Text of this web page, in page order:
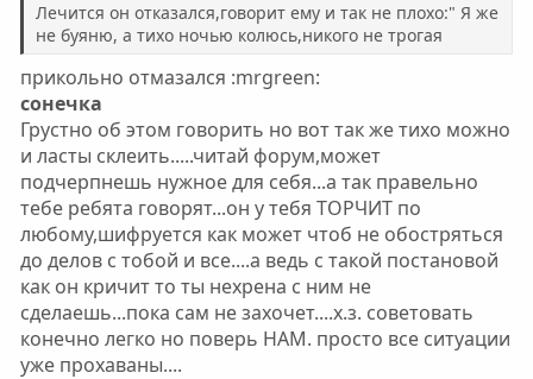
Лечится он отказался,говорит ему и так не плохо:" Я же
не буяню, а тихо ночью колюсь,никого не трогая
прикольно отмазался :mrgreen:
сонечка
Грустно об этом говорить но вот так же тихо можно
и ласты склеить.....читай форум,может
подчерпнешь нужное для себя...а так правельно
тебе ребята говорят...он у тебя ТОРЧИТ по
любому,шифруется как может чтоб не обостряться
до делов с тобой и все....а ведь с такой постановой
как он кричит то ты нехрена с ним не
сделаешь...пока сам не захочет....х.з. советовать
конечно легко но поверь НАМ. просто все ситуации
уже прохаваны....